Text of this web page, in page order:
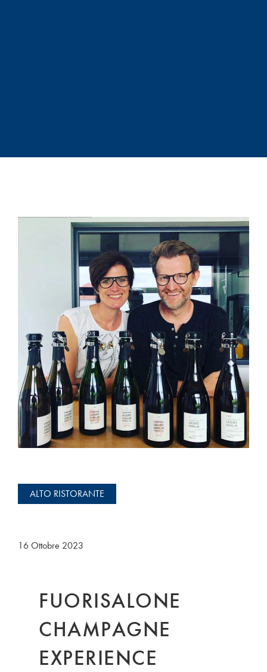
ALTO RISTORANTE
16 Ottobre 2023
FUORISALONE
CHAMPAGNE
EXPERIENCE